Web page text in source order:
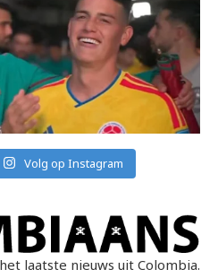
Volg op Instagram
laatste nieuws uit Colombia.